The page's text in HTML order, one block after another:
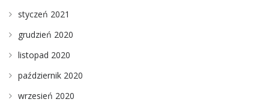
styczeń 2021
grudzień 2020
listopad 2020
październik 2020
wrzesień 2020